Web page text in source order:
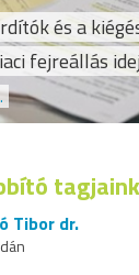
és a
fejreállás
tagjaink
Tibor dr.